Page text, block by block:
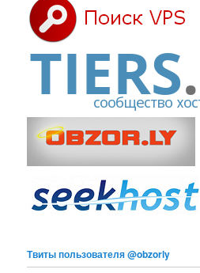
Твиты пользователя @obzorly